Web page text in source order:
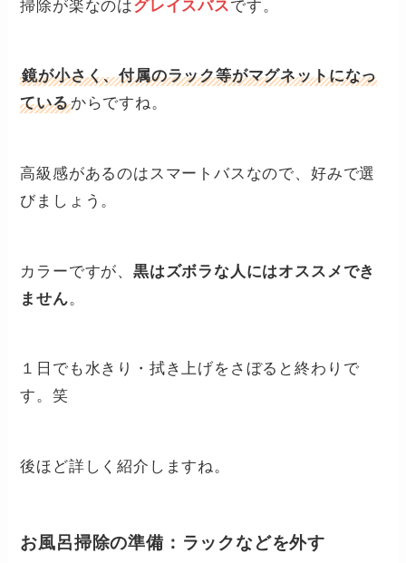
掃除が楽なのはグレイスバスです。
鏡が小さく、付属のラック等がマグネットになっ
ているからですね。
高級感があるのはスマートバスなので、好みで選
びましょう。
カラーですが、黒はズボラな人にはオススメでき
ません。
１日でも水きり・拭き上げをさぼると終わりで
す。笑
後ほど詳しく紹介しますね。
お風呂掃除の準備：ラックなどを外す